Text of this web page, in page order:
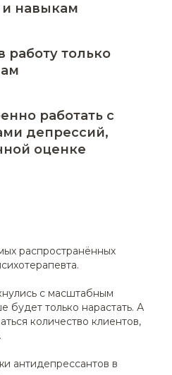
навыкам
работу только
работать с
депрессий,
оценке
распространённых
с масштабным
будет только нарастать. А
количество клиентов,
антидепрессантов в